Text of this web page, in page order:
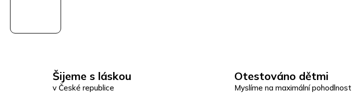
Šijeme s láskou
v České republice
Otestováno dětmi
Myslíme na maximální pohodlnost